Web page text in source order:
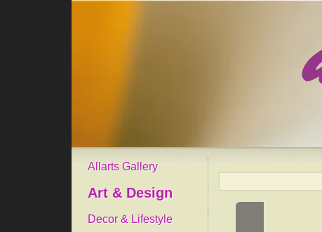
Allarts Gallery
Art & Design
Decor & Lifestyle